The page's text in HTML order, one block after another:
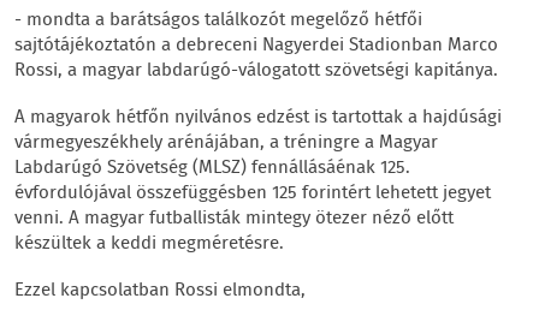
- mondta a barátságos találkozót megelőző hétfői
sajtótájékoztatón a debreceni Nagyerdei Stadionban Marco
Rossi, a magyar labdarúgó-válogatott szövetségi kapitánya.
A magyarok hétfőn nyilvános edzést is tartottak a hajdúsági
vármegyeszékhely arénájában, a tréningre a Magyar
Labdarúgó Szövetség (MLSZ) fennállásáénak 125.
évfordulójával összefüggésben 125 forintért lehetett jegyet
venni. A magyar futballisták mintegy ötezer néző előtt
készültek a keddi megméretésre.
Ezzel kapcsolatban Rossi elmondta,